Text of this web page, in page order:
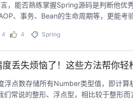
，能否熟练掌握Spring源码是判断他
、事务、Bean的生命周期等，更能考
4 4 Spring
丢失烦恼了！这些方法帮你轻
点数存储所有Number类型值，即计算
们常说的整形、浮点型，相比较于整形